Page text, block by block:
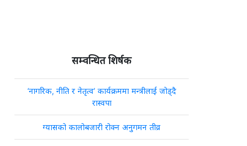
सम्वन्धित शिर्षक
‘नागरिक, नीति र नेतृत्व’ कार्यक्रममा मन्त्रीलाई जोड्दै
रास्वपा
ग्यासको कालोबजारी रोक्न अनुगमन तीव्र